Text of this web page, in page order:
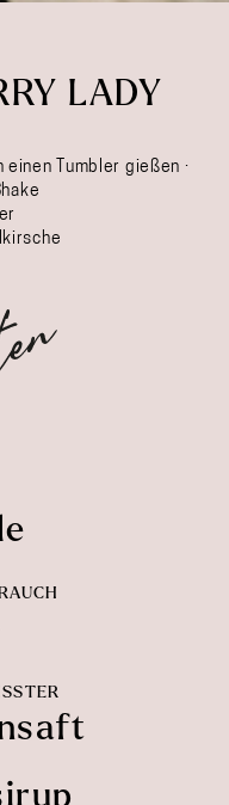
LADY
Tumbler gießen ·